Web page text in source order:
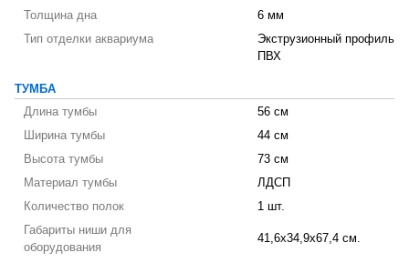
Толщина дна
6 мм
Тип отделки аквариума
Экструзионный профиль
ПВХ
ТУМБА
Длина тумбы
56 см
Ширина тумбы
44 см
Высота тумбы
73 см
Материал тумбы
ЛДСП
Количество полок
1 шт.
Габариты ниши для
оборудования
41,6x34,9x67,4 см.